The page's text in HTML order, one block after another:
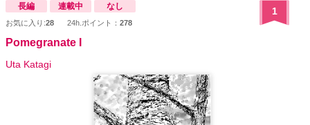
長編 連載中 なし
お気に入り:28 24h.ポイント： 278
1
Pomegranate I
Uta Katagi